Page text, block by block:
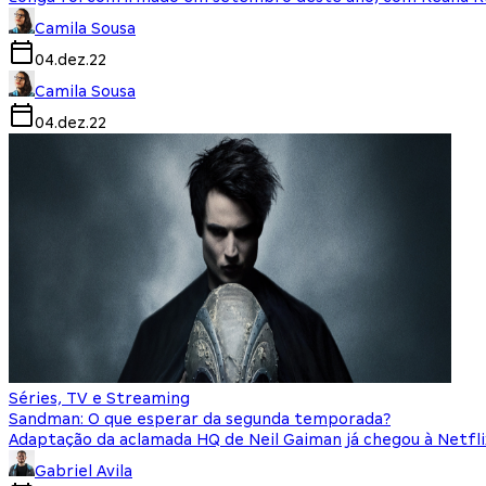
Camila Sousa
04.dez.22
Camila Sousa
04.dez.22
Séries, TV e Streaming
Sandman: O que esperar da segunda temporada?
Adaptação da aclamada HQ de Neil Gaiman já chegou à
Gabriel Avila